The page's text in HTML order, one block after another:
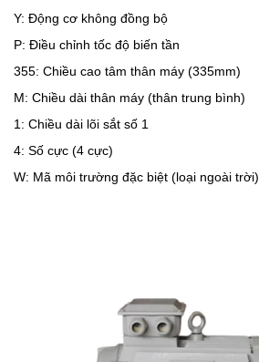
Y: Động cơ không đồng bộ
P: Điều chỉnh tốc độ biến tần
355: Chiều cao tâm thân máy (335mm)
M: Chiều dài thân máy (thân trung bình)
1: Chiều dài lõi sắt số 1
4: Số cực (4 cực)
W: Mã môi trường đặc biệt (loại ngoài trời)